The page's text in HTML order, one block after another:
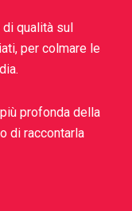
qualità sul
per colmare le
profonda della
di raccontarla